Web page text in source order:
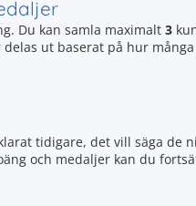
Du kan samla maximalt 3
ut baserat på hur
tidigare, det vill säga de
och medaljer kan du